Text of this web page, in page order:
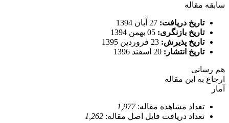
سابقه مقاله
تاریخ دریافت:
تاریخ بازنگری:
تاریخ پذیرش:
تاریخ انتشار:
هم رسانی
ارجاع به این مقاله
آمار
تعداد مشاهده مقاله:1,977
تعداد دریافت فایل اصل مقاله: 1,262